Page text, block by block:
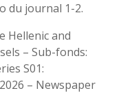
du journal 1-2.
Hellenic and
– Sub-fonds:
S01:
– Newspaper